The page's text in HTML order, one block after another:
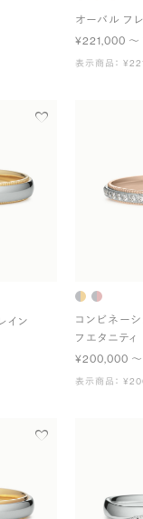
オーバル フ
¥221,000
表示商品：
イン
コンビネー
フエタニティ
¥200,000
表示商品：